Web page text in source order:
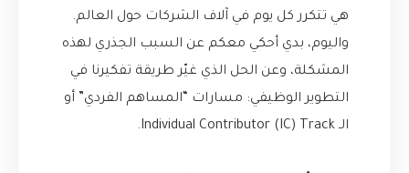
هي تتكرر كل يوم في آلاف الشركات حول العالم.
واليوم، بدي أحكي معكم عن السبب الجذري لهذه
المشكلة، وعن الحل الذي غيّر طريقة تفكيرنا في
التطوير الوظيفي: مسارات “المساهم الفردي” أو
الـ Individual Contributor (IC) Track.